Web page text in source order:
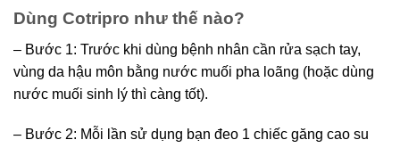
Dùng Cotripro như thế nào?
– Bước 1: Trước khi dùng bệnh nhân cần rửa sạch tay,
vùng da hậu môn bằng nước muối pha loãng (hoặc dùng
nước muối sinh lý thì càng tốt).
– Bước 2: Mỗi lần sử dụng bạn đeo 1 chiếc găng cao su